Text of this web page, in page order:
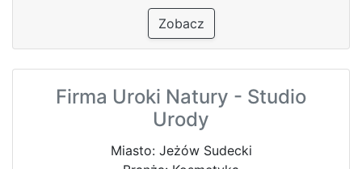
Zobacz
Firma Uroki Natury - Studio
Urody
Miasto: Jeżów Sudecki